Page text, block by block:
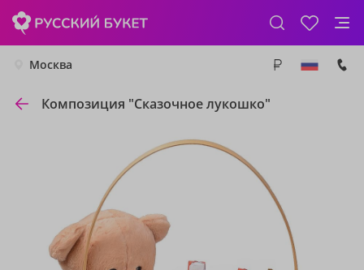
Москва
Композиция "Сказочное лукошко"